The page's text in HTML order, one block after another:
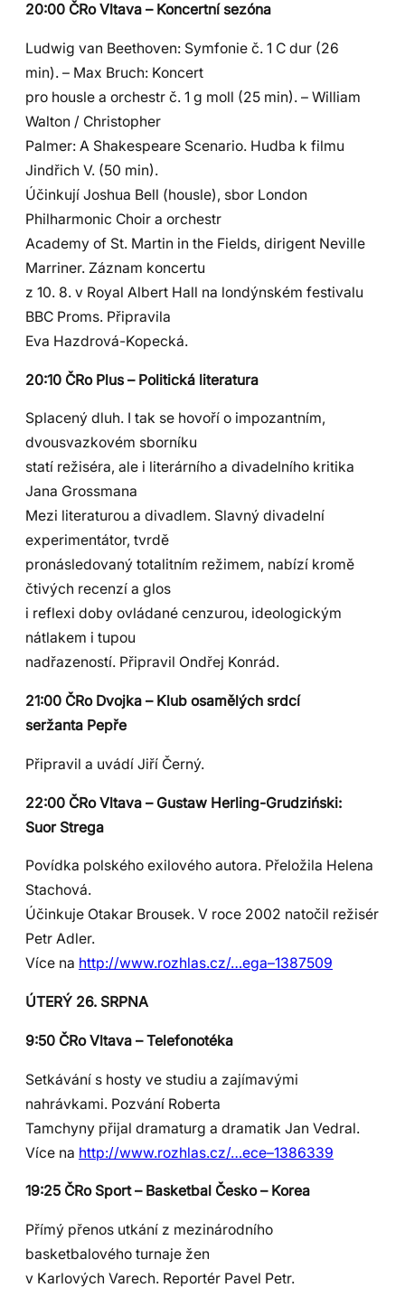
20:00 ČRo Vltava – Koncertní sezóna
Ludwig van Beethoven: Symfonie č. 1 C dur (26
min). – Max Bruch: Koncert
pro housle a orchestr č. 1 g moll (25 min). – William
Walton / Christopher
Palmer: A Shakespeare Scenario. Hudba k filmu
Jindřich V. (50 min).
Účinkují Joshua Bell (housle), sbor London
Philharmonic Choir a orchestr
Academy of St. Martin in the Fields, dirigent Neville
Marriner. Záznam koncertu
z 10. 8. v Royal Albert Hall na londýnském festivalu
BBC Proms. Připravila
Eva Hazdrová-Kopecká.
20:10 ČRo Plus – Politická literatura
Splacený dluh. I tak se hovoří o impozantním,
dvousvazkovém sborníku
statí režiséra, ale i literárního a divadelního kritika
Jana Grossmana
Mezi literaturou a divadlem. Slavný divadelní
experimentátor, tvrdě
pronásledovaný totalitním režimem, nabízí kromě
čtivých recenzí a glos
i reflexi doby ovládané cenzurou, ideologickým
nátlakem i tupou
nadřazeností. Připravil Ondřej Konrád.
21:00 ČRo Dvojka – Klub osamělých srdcí
seržanta Pepře
Připravil a uvádí Jiří Černý.
22:00 ČRo Vltava – Gustaw Herling-Grudziński:
Suor Strega
Povídka polského exilového autora. Přeložila Helena
Stachová.
Účinkuje Otakar Brousek. V roce 2002 natočil režisér
Petr Adler.
Více na http://www.rozhlas.cz/…ega–1387509
ÚTERÝ 26. SRPNA
9:50 ČRo Vltava – Telefonotéka
Setkávání s hosty ve studiu a zajímavými
nahrávkami. Pozvání Roberta
Tamchyny přijal dramaturg a dramatik Jan Vedral.
Více na http://www.rozhlas.cz/…ece–1386339
19:25 ČRo Sport – Basketbal Česko – Korea
Přímý přenos utkání z mezinárodního
basketbalového turnaje žen
v Karlových Varech. Reportér Pavel Petr.